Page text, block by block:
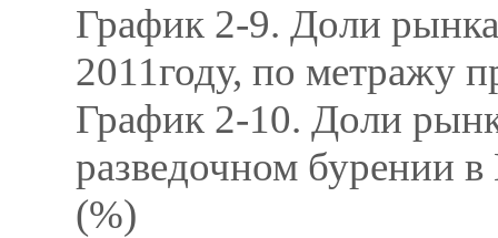
График 2-9. Доли
2011году, по метражу
График 2-10. Доли
разведочном бурении
(%)